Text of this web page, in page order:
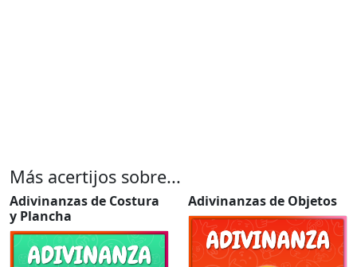
Más acertijos sobre...
Adivinanzas de Costura
y Plancha
Adivinanzas de Objetos